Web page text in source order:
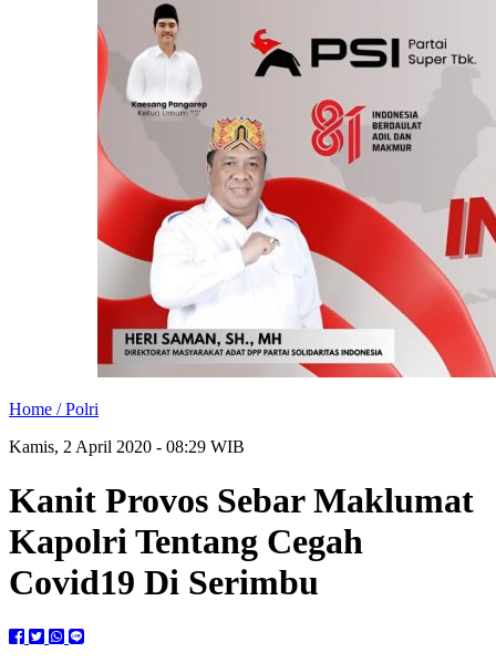
Home /Polri
Kamis, 2 April 2020 - 08:29 WIB
Kanit Provos Sebar Maklumat
Kapolri Tentang Cegah
Covid19 Di Serimbu